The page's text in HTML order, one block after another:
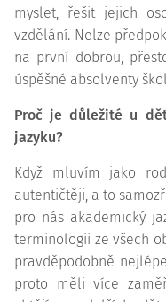
myslet, řešit jejich
vzdělání. Nelze
na první dobrou,
úspěšné absolventy
Proč je důležité u
jazyku?
Když mluvím jako
autentičtěji, a to
pro nás akademický
terminologii ze všech
pravděpodobně
proto měli více